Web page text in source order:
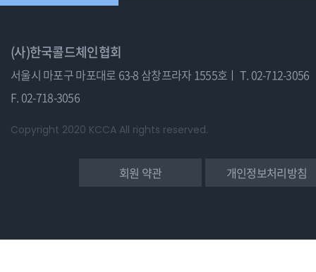
(사)한국콜드체인협회
서울시 마포구 마포대로 63-8 삼창프라자 1555호ㅣ T. 02-712-3056
F. 02-718-3056
Copyright 2020 KCCA All rights reserved.
회원 약관 개인정보처리방침